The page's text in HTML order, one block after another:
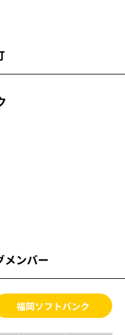
メンバー
福岡ソフトバンク